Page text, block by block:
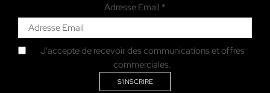
Adresse Email *
J'accepte de recevoir des communications et offres
commerciales.